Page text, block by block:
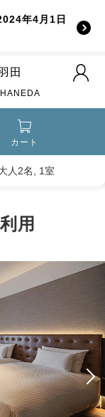
年4月1日
田
カート
人2名, 1室
用